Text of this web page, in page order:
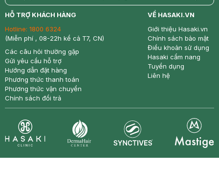
return nowfree price
HỖ TRỢ KHÁCH HÀNG
Hotline: 1800 6324
(Miễn phí , 08-22h kể cả T7, CN)
Các câu hỏi thường gặp
Gửi yêu cầu hỗ trợ
Hướng dẫn đặt hàng
Phương thức thanh toán
Phương thức vận chuyển
Chính sách đổi trả
VỀ HASAKI.VN
Giới thiệu Hasaki.vn
Chính sách bảo mật
Điều khoản sử dụng
Hasaki cẩm nang
Tuyển dụng
Liên hệ